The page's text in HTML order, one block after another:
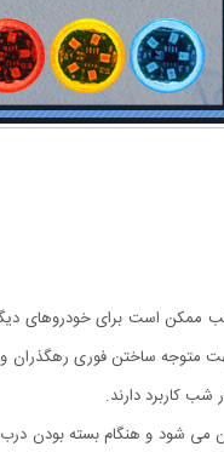
ممکن است برای خودروهای
(بسته 2 عددی) جهت متوجه ساختن
کاربرد دارند.
می شود و هنگام بسته بودن درب